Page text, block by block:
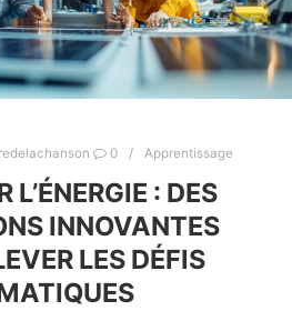
0 Apprentissage
L’ÉNERGIE : DES
INNOVANTES
LES DÉFIS